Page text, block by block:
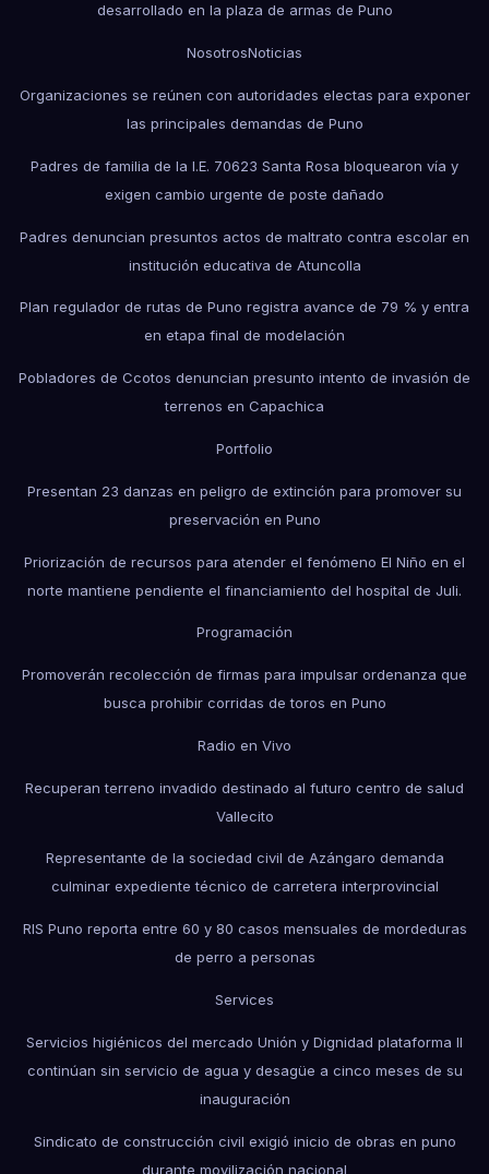
desarrollado en la plaza de armas de Puno
NosotrosNoticias
Organizaciones se reúnen con autoridades electas para exponer
las principales demandas de Puno
Padres de familia de la I.E. 70623 Santa Rosa bloquearon vía y
exigen cambio urgente de poste dañado
Padres denuncian presuntos actos de maltrato contra escolar en
institución educativa de Atuncolla
Plan regulador de rutas de Puno registra avance de 79 % y entra
en etapa final de modelación
Pobladores de Ccotos denuncian presunto intento de invasión de
terrenos en Capachica
Portfolio
Presentan 23 danzas en peligro de extinción para promover su
preservación en Puno
Priorización de recursos para atender el fenómeno El Niño en el
norte mantiene pendiente el financiamiento del hospital de Juli.
Programación
Promoverán recolección de firmas para impulsar ordenanza que
busca prohibir corridas de toros en Puno
Radio en Vivo
Recuperan terreno invadido destinado al futuro centro de salud
Vallecito
Representante de la sociedad civil de Azángaro demanda
culminar expediente técnico de carretera interprovincial
RIS Puno reporta entre 60 y 80 casos mensuales de mordeduras
de perro a personas
Services
Servicios higiénicos del mercado Unión y Dignidad plataforma II
continúan sin servicio de agua y desagüe a cinco meses de su
inauguración
Sindicato de construcción civil exigió inicio de obras en puno
durante movilización nacional